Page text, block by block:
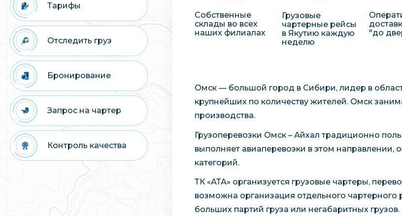
Тарифы
Отследить груз
Бронирование
Запрос на чартер
Контроль качества
Собственные
склады во всех
наших филиалах
Грузовые
чартерные рейсы
в Якутию каждую
неделю
"до
Омск — большой город в Сибири, лидер в
крупнейших по количеству жителей. Омск
производства.
Грузоперевозки Омск – Айхал традиционно
выполняет авиаперевозки в этом направлении,
категорий.
ТК «АТА» организуется грузовые чартеры,
возможна организация отдельного
больших партий груза или негабаритных грузов.